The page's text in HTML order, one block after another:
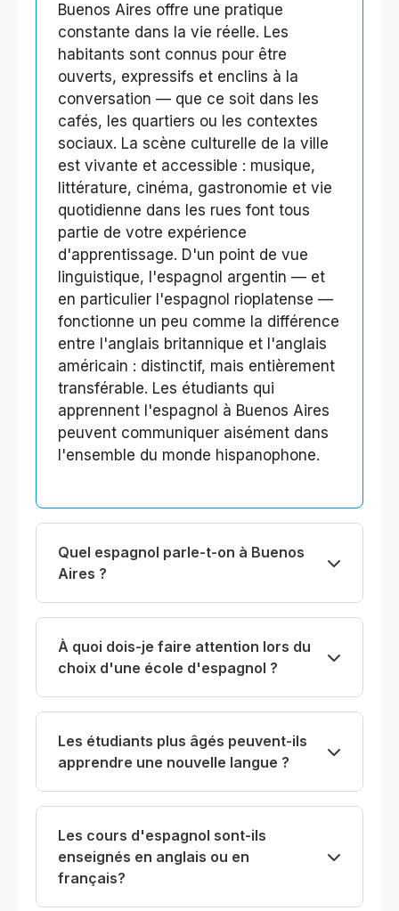
Buenos Aires offre une pratique
constante dans la vie réelle. Les
habitants sont connus pour être
ouverts, expressifs et enclins à la
conversation — que ce soit dans les
cafés, les quartiers ou les contextes
sociaux. La scène culturelle de la ville
est vivante et accessible : musique,
littérature, cinéma, gastronomie et vie
quotidienne dans les rues font tous
partie de votre expérience
d'apprentissage. D'un point de vue
linguistique, l'espagnol argentin — et
en particulier l'espagnol rioplatense —
fonctionne un peu comme la différence
entre l'anglais britannique et l'anglais
américain : distinctif, mais entièrement
transférable. Les étudiants qui
apprennent l'espagnol à Buenos Aires
peuvent communiquer aisément dans
l'ensemble du monde hispanophone.
Quel espagnol parle-t-on à Buenos
Aires ?
À quoi dois-je faire attention lors du
choix d'une école d'espagnol ?
Les étudiants plus âgés peuvent-ils
apprendre une nouvelle langue ?
Les cours d'espagnol sont-ils
enseignés en anglais ou en
français?